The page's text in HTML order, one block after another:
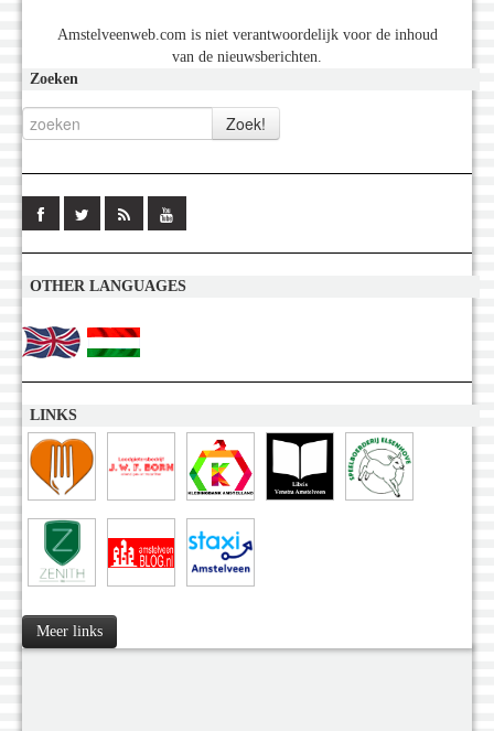
Amstelveenweb.com is niet verantwoordelijk voor de inhoud
van de nieuwsberichten.
Zoeken
OTHER LANGUAGES
LINKS
Meer links